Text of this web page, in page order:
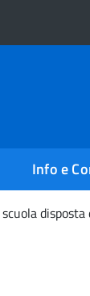
Info e